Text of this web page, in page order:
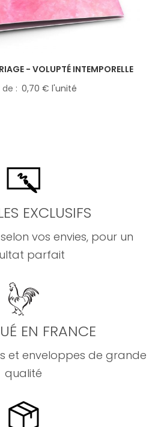
- VOLUPTÉ INTEMPORELLE
de
0,70 € l'unité
EXCLUSIFS
vos envies, pour un
parfait
EN FRANCE
et enveloppes de grande
qualité